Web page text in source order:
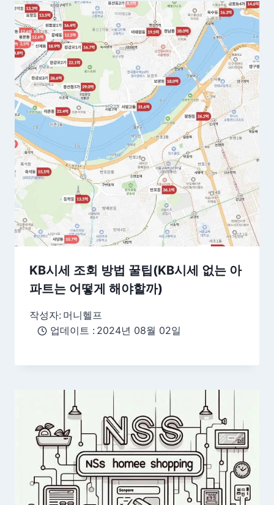
KB시세 조회 방법 꿀팁(KB시세 없는 아
파트는 어떻게 해야할까)
작성자: 머니헬프
업데이트 : 2024년 08월 02일